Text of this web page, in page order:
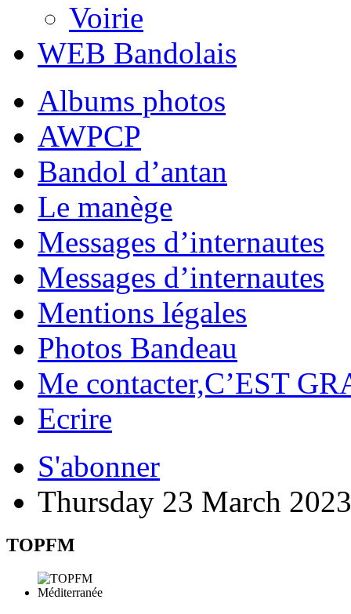
Voirie
WEB Bandolais
Albums photos
AWPCP
Bandol d’antan
Le manège
Messages d’internautes
Messages d’internautes
Mentions légales
Photos Bandeau
Me contacter,C’EST
Ecrire
S'abonner
Thursday 23 March 2023
TOPFM